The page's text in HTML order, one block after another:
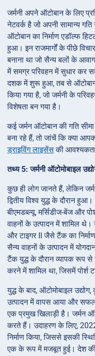
जर्मनी अपने ऑटोबान के लिए
नेटवर्क है जो अपनी सामान्य
ऑटोबान का निर्माण एडॉल्फ
हुआ। इन राजमार्गों के पीछे
बनाना था जो सैन्य बलों के
में समग्र परिवहन में सुधार कर
दशक में शुरू हुआ, तब से ऑटोबान
किया गया है, जो जर्मनी के
विशेषता बन गया है।
कई जर्मन ऑटोबान की गति
बना रहे हैं, तो जांचें कि क्या
ड्राइविंग लाइसेंसकी
तथ्य 5: जर्मनी ऑटोमोबाइल
कुछ ही लोग जानते हैं, लेकिन
द्वितीय विश्व युद्ध के दौरान
बीएमडब्ल्यू, मर्सिडीज-बेंज और
वाहनों के उत्पादन में शामिल
और टाइगर II जैसे टैंक का
सैन्य वाहनों के उत्पादन में
टैंक युद्ध के दौरान व्यापक रूप से
करने में शामिल था, जिसमें पोर्श
युद्ध के बाद, ऑटोमोबाइल
उत्पादन में वापस आया और सफल
एक प्रमुख खिलाड़ी है। जर्मन
करते हैं। उदाहरण के लिए,
निर्माण किया, जिससे इसकी
एक के रूप में मजबूत हुई। देश की